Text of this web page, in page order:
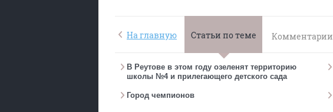
На главную Статьи по теме Комментарии
В Реутове в этом году озеленят территорию
школы №4 и прилегающего детского сада
Город чемпионов